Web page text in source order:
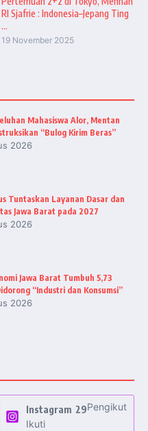
RI Sjafrie : Indonesia–Jepang Ting
...
19 November 2025
Mahasiswa Alor, Mentan
“Bulog Kirim Beras”
2026
Tuntaskan Layanan Dasar dan
Jawa Barat pada 2027
2026
Jawa Barat Tumbuh 5,73
“Industri dan Konsumsi”
2026
Instagram 29Pengikut
Ikuti